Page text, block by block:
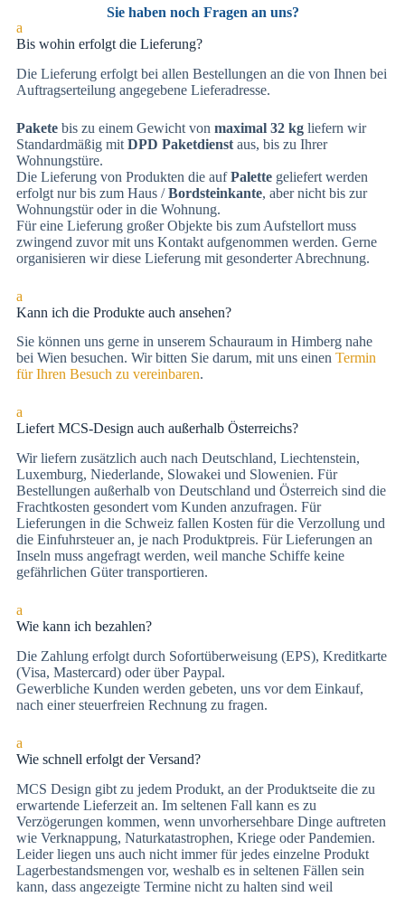
Sie haben noch Fragen an uns?
a
Bis wohin erfolgt die Lieferung?
Die Lieferung erfolgt bei allen Bestellungen an die von Ihnen bei
Auftragserteilung angegebene Lieferadresse.
Paketebis zu einem Gewicht von maximal 32 kgliefern wir
Standardmäßig mitDPD Paketdienstaus, bis zu Ihrer
Wohnungstüre.
Die Lieferung von Produkten die aufPalette geliefert werden
erfolgt nur bis zum Haus /Bordsteinkante, aber nicht bis zur
Wohnungstür oder in die Wohnung.
Für eine Lieferung großer Objekte bis zum Aufstellort muss
zwingend zuvor mit uns Kontakt aufgenommen werden. Gerne
organisieren wir diese Lieferung mit gesonderter Abrechnung.
a
Kann ich die Produkte auch ansehen?
Sie können uns gerne in unserem Schauraum in Himberg nahe
bei Wien besuchen. Wir bitten Sie darum, mit uns einen Termin
für Ihren Besuch zu vereinbaren.
a
Liefert MCS-Design auch außerhalb Österreichs?
Wir liefern zusätzlich auch nach Deutschland, Liechtenstein,
Luxemburg, Niederlande, Slowakei und Slowenien. Für
Bestellungen außerhalb von Deutschland und Österreich sind die
Frachtkosten gesondert vom Kunden anzufragen. Für
Lieferungen in die Schweiz fallen Kosten für die Verzollung und
die Einfuhrsteuer an, je nach Produktpreis. Für Lieferungen an
Inseln muss angefragt werden, weil manche Schiffe keine
gefährlichen Güter transportieren.
a
Wie kann ich bezahlen?
Die Zah­lung er­folgt durch Sofortüberweisung (EPS), Kre­dit­kar­te
(Vi­sa, Mas­ter­card) oder über Paypal.
Gewerbliche Kunden werden gebeten, uns vor dem Einkauf,
nach einer steuerfreien Rechnung zu fragen.
a
Wie schnell erfolgt der Versand?
MCS Design gibt zu jedem Produkt, an der Produktseite die zu
erwartende Lieferzeit an. Im seltenen Fall kann es zu
Verzögerungen kommen, wenn unvorhersehbare Dinge auftreten
wie Verknappung, Naturkatastrophen, Kriege oder Pandemien.
Leider liegen uns auch nicht immer für jedes einzelne Produkt
Lagerbestandsmengen vor, weshalb es in seltenen Fällen sein
kann, dass angezeigte Termine nicht zu halten sind weil